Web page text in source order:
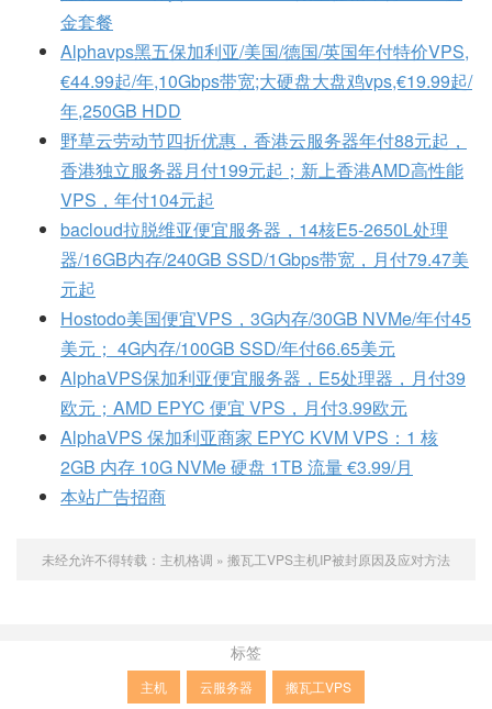
金套餐
Alphavps黑五保加利亚/美国/德国/英国年付特价VPS,
€44.99起/年,10Gbps带宽;大硬盘大盘鸡vps,€19.99起/
年,250GB HDD
野草云劳动节四折优惠，香港云服务器年付88元起，
香港独立服务器月付199元起；新上香港AMD高性能
VPS，年付104元起
bacloud拉脱维亚便宜服务器，14核E5-2650L处理
器/16GB内存/240GB SSD/1Gbps带宽，月付79.47美
元起
Hostodo美国便宜VPS，3G内存/30GB NVMe/年付45
美元； 4G内存/100GB SSD/年付66.65美元
AlphaVPS保加利亚便宜服务器，E5处理器，月付39
欧元；AMD EPYC 便宜 VPS，月付3.99欧元
AlphaVPS 保加利亚商家 EPYC KVM VPS：1 核
2GB 内存 10G NVMe 硬盘 1TB 流量 €3.99/月
本站广告招商
未经允许不得转载： 主机格调 » 搬瓦工VPS主机IP被封原因及应对方法
标签
主机 云服务器 搬瓦工VPS